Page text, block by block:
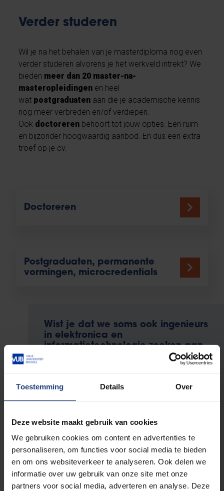
Toestemming Details Over
Deze website maakt gebruik van cookies
We gebruiken cookies om content en advertenties te
personaliseren, om functies voor social media te bieden
en om ons websiteverkeer te analyseren. Ook delen we
informatie over uw gebruik van onze site met onze
partners voor social media, adverteren en analyse. Deze
Verder studeren
Wil je na het behalen van je masterdiploma nog even
verder studeren alvorens je het werkveld intrekt? We
bieden meer dan 20 master-na-
masteropleidingen en heel
wat postgraduaten aan die je academische kennis
nog meer verbreden en/of verdiepen.
Ook doctoreren behoort tot jouw opties. Een ruim
en bijzonder hoogwaardig aanbod. En dus een extra
troef op je cv.
Doctoreren
Postgraduaten, permanente
vormingen, microcredentials
Wist je dat we soms ook ingenieurs
in elektronica en
informatietechnologie zoeken aan
Je leest het goed. Een boeiende en zinvolle
carrière uitbouwen als ingenieur in elektronica
zoeken daarom naar heel diverse profielen.
Ontdek welke vacatures momenteel
openstaan